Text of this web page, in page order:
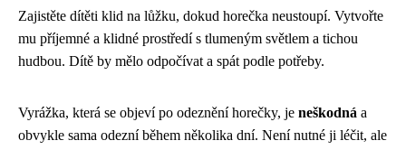
Zajistěte dítěti klid na lůžku, dokud horečka neustoupí. Vytvořte
mu příjemné a klidné prostředí s tlumeným světlem a tichou
hudbou. Dítě by mělo odpočívat a spát podle potřeby.
Vyrážka, která se objeví po odeznění horečky, je neškodná a
obvykle sama odezní během několika dní. Není nutné ji léčit, ale